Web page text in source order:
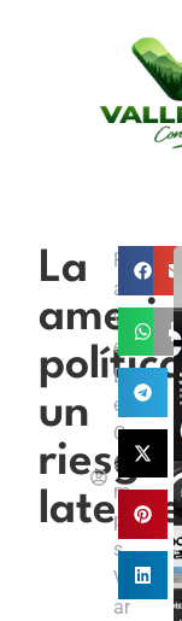
La
un
riesgo
latente
P
a
v
el
D
e
C
a
m
p
s
V
ar